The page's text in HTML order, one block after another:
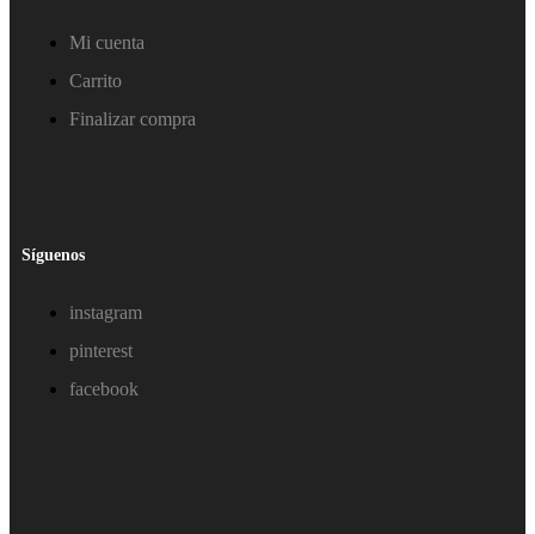
Mi cuenta
Carrito
Finalizar compra
Síguenos
instagram
pinterest
facebook